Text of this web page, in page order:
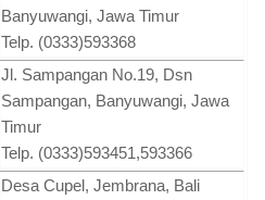
Banyuwangi, Jawa Timur
Telp. (0333)593368
Jl. Sampangan No.19, Dsn
Sampangan, Banyuwangi, Jawa
Timur
Telp. (0333)593451,593366
Desa Cupel, Jembrana, Bali